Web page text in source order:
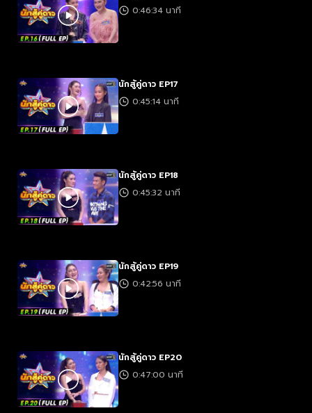
0:46:34 นาที
นักสู้คู่ดาว EP17
0:45:14 นาที
นักสู้คู่ดาว EP18
0:45:32 นาที
นักสู้คู่ดาว EP19
0:42:56 นาที
นักสู้คู่ดาว EP20
0:47:00 นาที